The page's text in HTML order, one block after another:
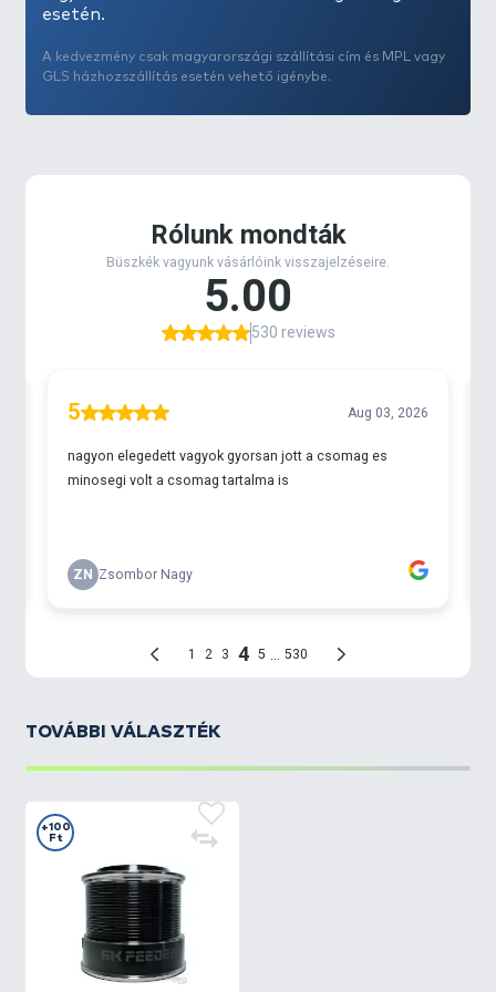
- Súly: 486 gramm
esetén.
A kedvezmény csak magyarországi szállítási cím és MPL vagy
GLS házhozszállítás esetén vehető igénybe.
TOVÁBBI VÁLASZTÉK
+100
Ft